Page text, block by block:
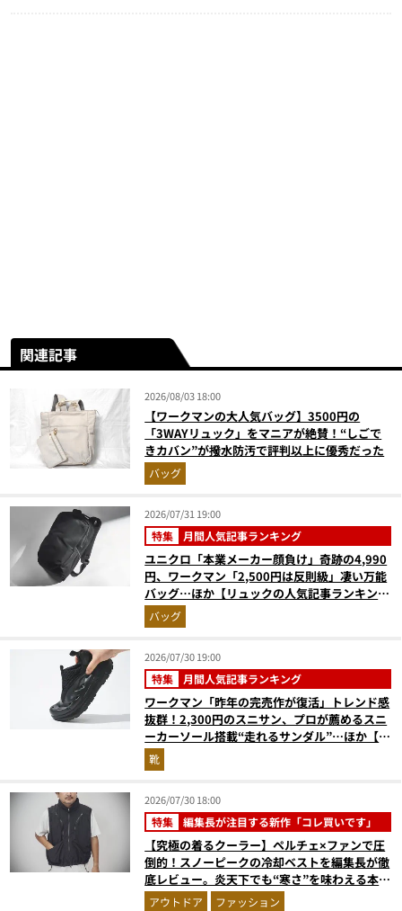
関連記事
2026/08/03 18:00
【ワークマンの大人気バッグ】3500円の
「3WAYリュック」をマニアが絶賛！“しごで
きカバン”が撥水防汚で評判以上に優秀だった
バッグ
2026/07/31 19:00
特集 月間人気記事ランキング
ユニクロ「本業メーカー顔負け」奇跡の4,990
円、ワークマン「2,500円は反則級」凄い万能
バッグ…ほか【リュックの人気記事ランキング
ベスト3】（2026年6月版）
バッグ
2026/07/30 19:00
特集 月間人気記事ランキング
ワークマン「昨年の完売作が復活」トレンド感
抜群！2,300円のスニサン、プロが薦めるスニ
ーカーソール搭載“走れるサンダル”…ほか【夏
シューズの人気記事ランキングベスト3】
（2026年6月版）
靴
2026/07/30 18:00
特集 編集長が注目する新作「コレ買いです」
【究極の着るクーラー】ペルチェ×ファンで圧
倒的！スノーピークの冷却ベストを編集長が徹
底レビュー。炎天下でも“寒さ”を味わえる本気
のギア『コレ買いです』Vol.172
アウトドア ファッション